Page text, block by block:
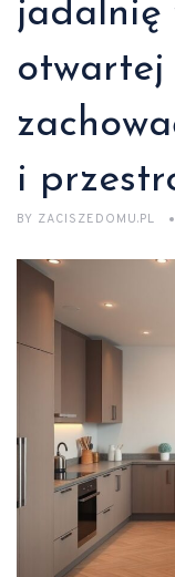
jadalnię
otwartej
i
BY ZACISZEDOMU.PL